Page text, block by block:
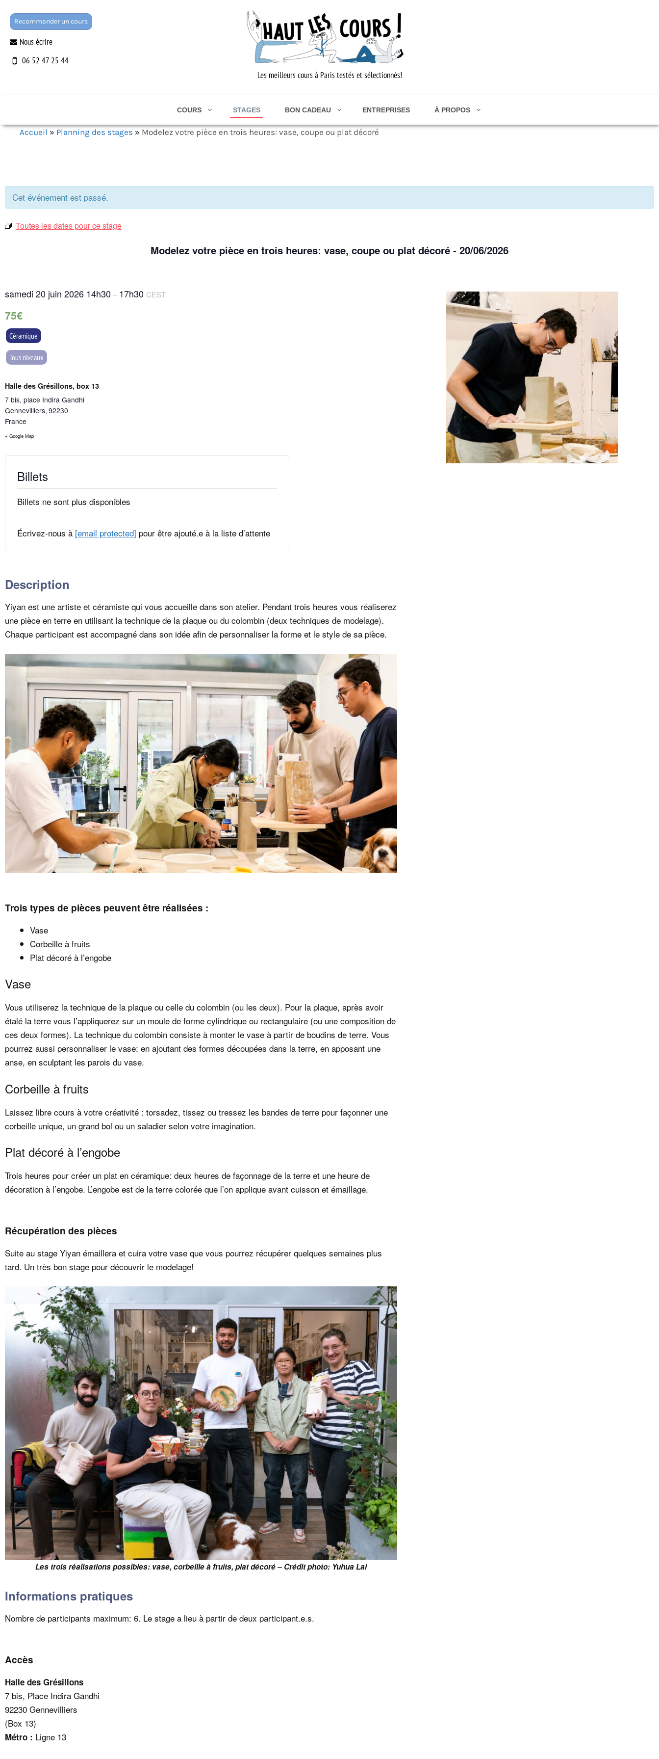
Les meilleurs cours à Paris testés et sélectionnés!
Recommander un cours
Nous écrire
06 52 47 25 44
COURS STAGES BON CADEAU ENTREPRISES À PROPOS
Accueil » Planning des stages » Modelez votre pièce en trois heures: vase, coupe ou plat décoré
Cet événement est passé.
Toutes les dates pour ce stage
Modelez votre pièce en trois heures: vase, coupe ou plat décoré - 20/06/2026
samedi 20 juin 2026 14h30 – 17h30 CEST
75€
Céramique
Tous niveaux
Halle des Grésillons, box 13
7 bis, place Indira Gandhi
Gennevilliers, 92230
France
+ Google Map
Billets
Billets ne sont plus disponibles
Écrivez-nous à [email protected] pour être ajouté.e à la liste d’attente
Description
Yiyan est une artiste et céramiste qui vous accueille dans son atelier. Pendant trois heures vous réaliserez
une pièce en terre en utilisant la technique de la plaque ou du colombin (deux techniques de modelage).
Chaque participant est accompagné dans son idée afin de personnaliser la forme et le style de sa pièce.
Trois types de pièces peuvent être réalisées :
Vase
Corbeille à fruits
Plat décoré à l’engobe
Vase
Vous utiliserez la technique de la plaque ou celle du colombin (ou les deux). Pour la plaque, après avoir
étalé la terre vous l’appliquerez sur un moule de forme cylindrique ou rectangulaire (ou une composition de
ces deux formes). La technique du colombin consiste à monter le vase à partir de boudins de terre. Vous
pourrez aussi personnaliser le vase: en ajoutant des formes découpées dans la terre, en apposant une
anse, en sculptant les parois du vase.
Corbeille à fruits
Laissez libre cours à votre créativité : torsadez, tissez ou tressez les bandes de terre pour façonner une
corbeille unique, un grand bol ou un saladier selon votre imagination.
Plat décoré à l’engobe
Trois heures pour créer un plat en céramique: deux heures de façonnage de la terre et une heure de
décoration à l’engobe. L’engobe est de la terre colorée que l’on applique avant cuisson et émaillage.
Récupération des pièces
Suite au stage Yiyan émaillera et cuira votre vase que vous pourrez récupérer quelques semaines plus
tard. Un très bon stage pour découvrir le modelage!
Les trois réalisations possibles: vase, corbeille à fruits, plat décoré – Crédit photo: Yuhua Lai
Informations pratiques
Nombre de participants maximum: 6. Le stage a lieu à partir de deux participant.e.s.
Accès
Halle des Grésillons
7 bis, Place Indira Gandhi
92230 Gennevilliers
(Box 13)
Métro : Ligne 13